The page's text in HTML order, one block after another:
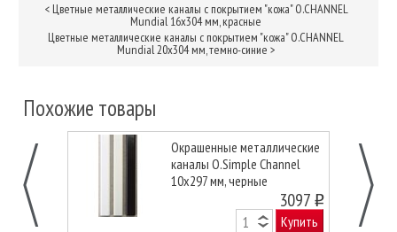
< Цветные металлические каналы с покрытием "кожа" O.CHANNEL
Mundial 16х304 мм, красные
Цветные металлические каналы с покрытием "кожа" O.CHANNEL
Mundial 20х304 мм, темно-синие >
Похожие товары
Окрашенные металлические
каналы O.Simple Channel
10х297 мм, черные
3097 o
Купить